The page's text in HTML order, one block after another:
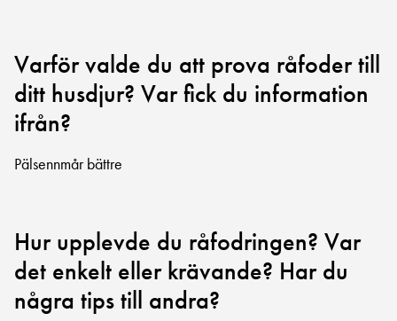
Varför valde du att prova råfoder till
ditt husdjur? Var fick du information
ifrån?
Pälsennmår bättre
Hur upplevde du råfodringen? Var
det enkelt eller krävande? Har du
några tips till andra?